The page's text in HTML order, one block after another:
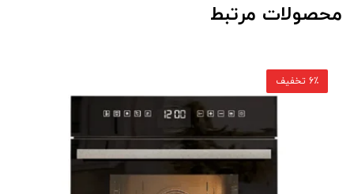
محصولات مرتبط
6٪ تخفیف